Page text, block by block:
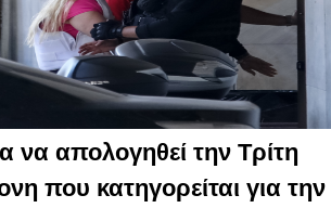
να απολογηθεί την Τρίτη
που κατηγορείται για την